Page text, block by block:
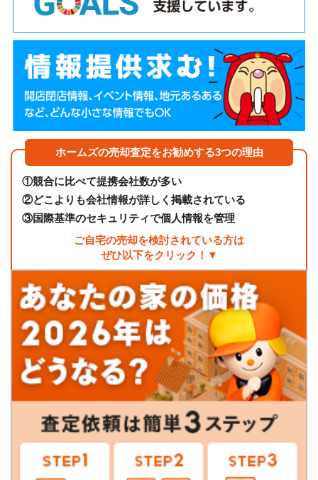
ホームズの売却査定をお勧めする3つの理由
①競合に比べて提携会社数が多い
②どこよりも会社情報が詳しく掲載されている
③国際基準のセキュリティで個人情報を管理
ご自宅の売却を検討されている方は
ぜひ以下をクリック！▼